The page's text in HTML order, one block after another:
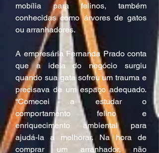
mobília para felinos, também
conhecidas como árvores de gatos
ou arranhadores.
A empresária Fernanda Prado conta
que a ideia do negócio surgiu
quando sua gata sofreu um trauma e
precisava de um espaço adequado.
“Comecei a estudar o
comportamento felino e
enriquecimento ambiental para
ajudá-la a melhorar. Na hora de
comprar um arranhador, não